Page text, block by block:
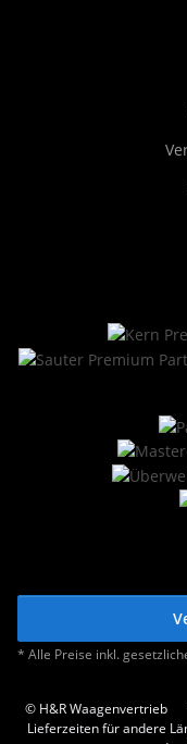
* Alle Preise inkl.
© H&R Waagenvertrieb
Lieferzeiten für andere